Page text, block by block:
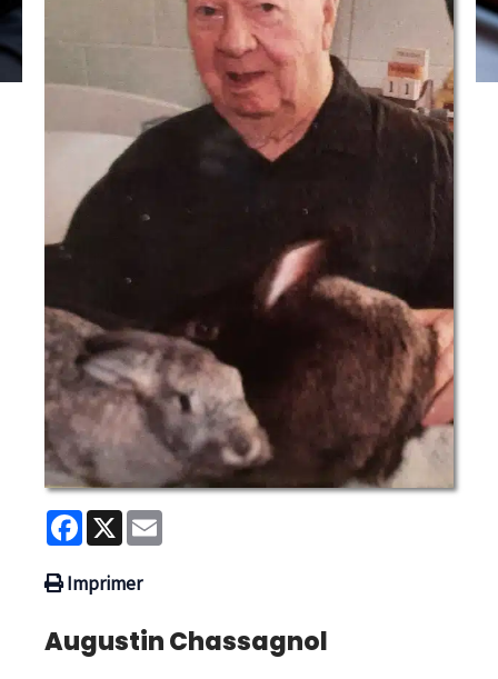
Facebook
X
Imprimer
Augustin Chassagnol